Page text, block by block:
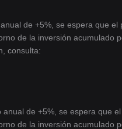
de +5%, se espera que el
de la inversión acumulado
consulta:
de +5%, se espera que
de la inversión acumulado